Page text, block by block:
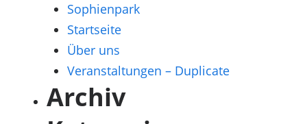
Sophienpark
Startseite
Über uns
Veranstaltungen – Duplicate
Archiv